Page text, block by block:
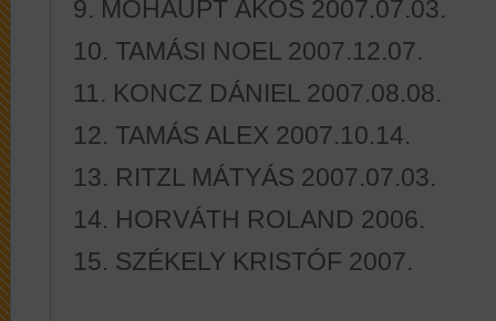
9. MOHAUPT ÁKOS 2007.07.03.
10. TAMÁSI NOEL 2007.12.07.
11. KONCZ DÁNIEL 2007.08.08.
12. TAMÁS ALEX 2007.10.14.
13. RITZL MÁTYÁS 2007.07.03.
14. HORVÁTH ROLAND 2006.
15. SZÉKELY KRISTÓF 2007.